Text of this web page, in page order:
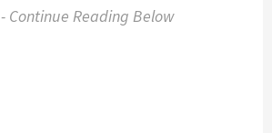
- Continue Reading Below